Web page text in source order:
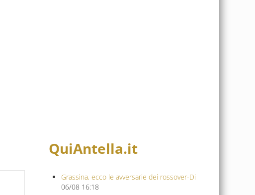
QuiAntella.it
Grassina, ecco le avversarie dei rossover-Di
06/08 16:18